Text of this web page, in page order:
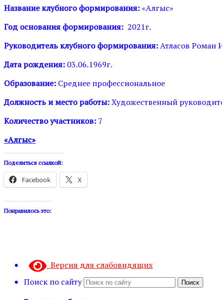
Название клубного формирования:«Алгыс»
Год основания формирования: 2021г.
Руководитель клубного формирования:Атласов Роман
Дата рождения: 03.06.1969г.
Образование: Среднее профессиональное
Должность и место работы:Художественный
Количество участников: 7
«Алгыс»
Поделиться ссылкой:
Facebook X
Понравилось это:
Версия для слабовидящих
Поиск по сайту
Поиск